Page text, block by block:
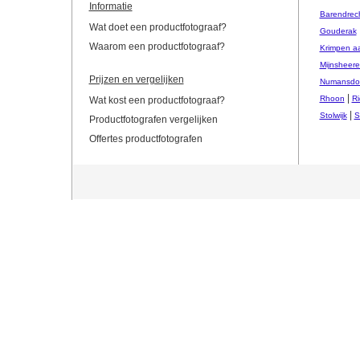
Informatie
Wat doet een productfotograaf?
Waarom een productfotograaf?
Prijzen en vergelijken
Wat kost een productfotograaf?
Productfotografen vergelijken
Offertes productfotografen
Gouderak
Krimpen
Rhoon
Stolwijk|